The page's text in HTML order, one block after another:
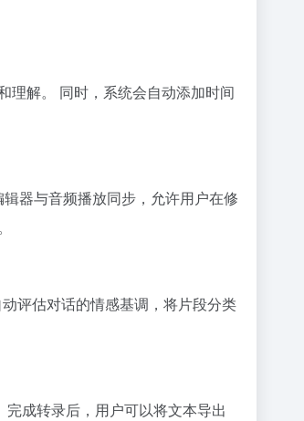
理解。 同时，系统会自动添加时间
器与音频播放同步，允许用户在修
评估对话的情感基调，将片段分类
成转录后，用户可以将文本导出